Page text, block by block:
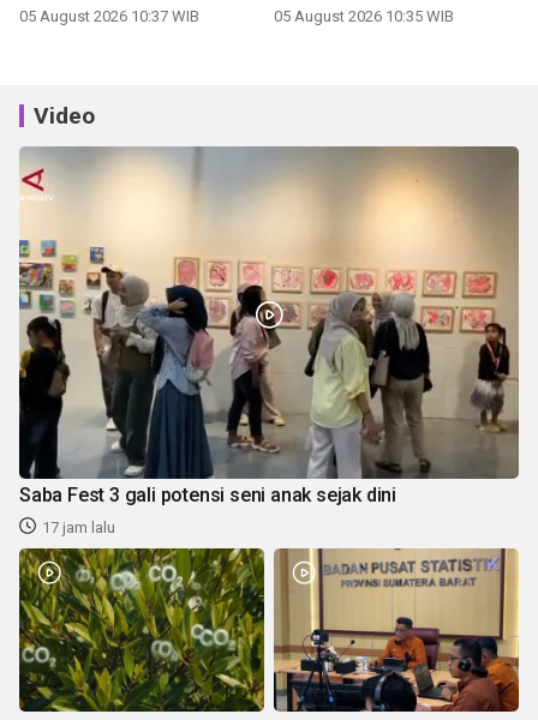
05 August 2026 10:37 WIB 05 August 2026 10:35 WIB
Video
Saba Fest 3 gali potensi seni anak sejak dini
17 jam lalu